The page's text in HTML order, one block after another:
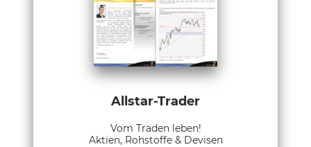
Allstar-Trader
Vom Traden leben!
Aktien, Rohstoffe & Devisen